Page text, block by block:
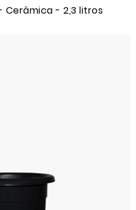
Cerâmica - 2,3 litros